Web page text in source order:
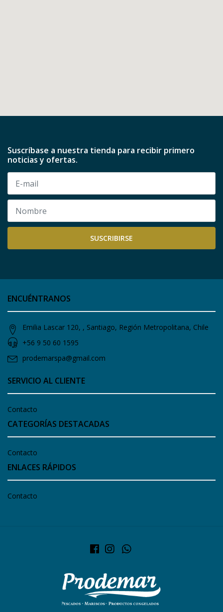
Suscríbase a nuestra tienda para recibir primero
noticias y ofertas.
SUSCRIBIRSE
ENCUÉNTRANOS
Emilia Lascar 120, , Santiago, Región Metropolitana, Chile
+56 9 50 60 1595
prodemarspa@gmail.com
SERVICIO AL CLIENTE
Contacto
CATEGORÍAS DESTACADAS
Contacto
ENLACES RÁPIDOS
Contacto